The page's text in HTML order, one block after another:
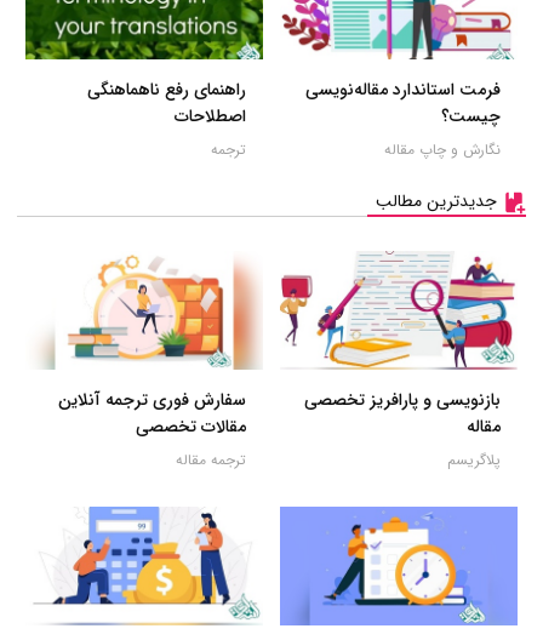
فرمت استاندارد مقاله‌نویسی
چیست؟
نگارش و چاپ مقاله
راهنمای رفع ناهماهنگی
اصطلاحات
ترجمه
جدیدترین مطالب
بازنویسی و پارافریز تخصصی
مقاله
پلاگریسم
سفارش فوری ترجمه آنلاین
مقالات تخصصی
ترجمه مقاله